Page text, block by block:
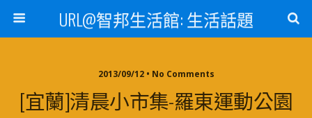
URL@智邦生活館: 生活話題
2013/09/12 • No Comments
[宜蘭]清晨小市集-羅東運動公園